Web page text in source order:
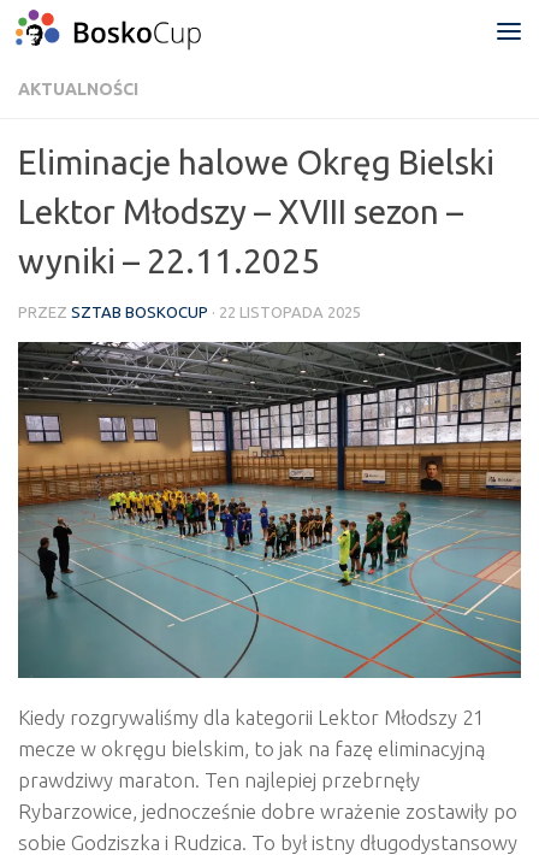
Przejdź do treści
AKTUALNOŚCI
Eliminacje halowe Okręg Bielski
Lektor Młodszy – XVIII sezon –
wyniki – 22.11.2025
PRZEZ SZTAB BOSKOCUP · 22 LISTOPADA 2025
Kiedy rozgrywaliśmy dla kategorii Lektor Młodszy 21
mecze w okręgu bielskim, to jak na fazę eliminacyjną
prawdziwy maraton. Ten najlepiej przebrnęły
Rybarzowice, jednocześnie dobre wrażenie zostawiły po
sobie Godziszka i Rudzica. To był istny długodystansowy